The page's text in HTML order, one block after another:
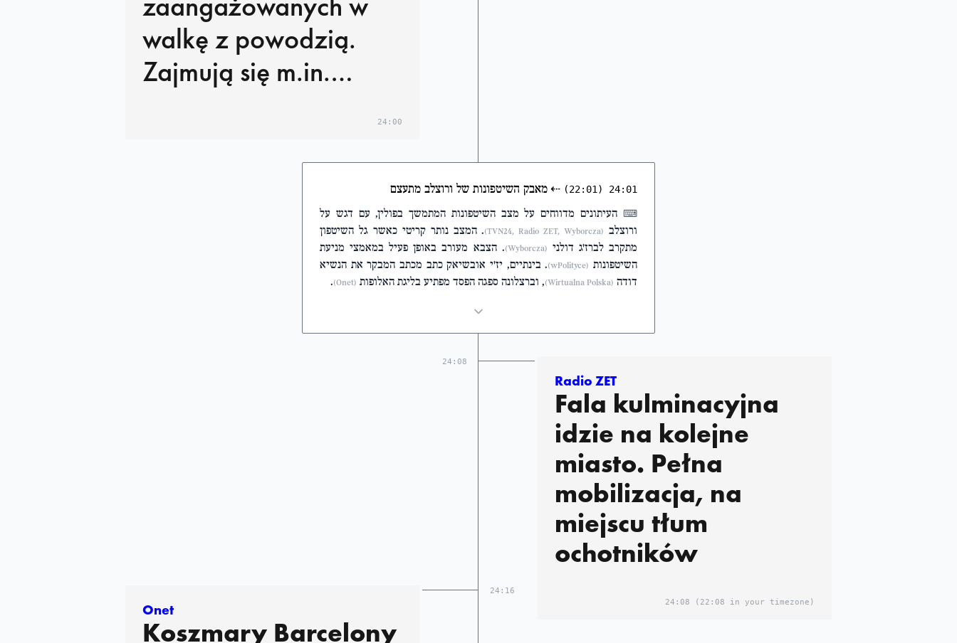
walkę z powodzią.
Zajmują się m.in.
24:00
24:01
(22:01)
⇠מאבק השיטפונות של ורוצלב מתעצם
⌨ העיתונים מדווחים על מצב השיטפונות המתמשך בפולין, עם דגש על
ורוצלב (TVN24, Radio ZET, Wyborcza)
. המצב נותר קריטי כאשר גל השיטפון
מתקרב לברז'ג דולני (Wyborcza)
. הצבא מעורב באופן פעיל במאמצי מניעת
השיטפונות (wPolityce)
. בינתיים, יז'י אובשיאק כתב מכתב המבקר את הנשיא
דודה (Wirtualna Polska) , וברצלונה ספגה הפסד מפתיע בליגת האלופות (Onet)
.
24:08
Radio ZET
Fala kulminacyjna
idzie na kolejne
miasto. Pełna
mobilizacja, na
miejscu tłum
ochotników
24:08 (22:08 in your timezone)
24:16
Onet
Koszmary Barcelony